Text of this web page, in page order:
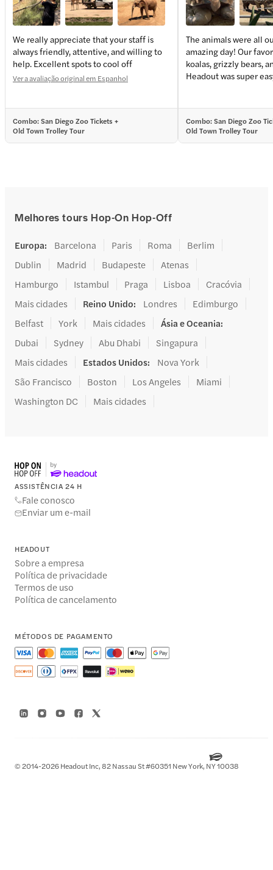
We really appreciate that your staff is
always friendly, attentive, and willing to
help. Excellent spots to cool off
Ver a avaliação original em Espanhol
Combo: San Diego Zoo Tickets +
Old Town Trolley Tour
The animals were all
amazing day! Our
koalas, grizzly bears,
Headout was super
Combo: San Diego Zoo
Old Town Trolley Tour
Melhores tours Hop-On Hop-Off
Europa: Barcelona Paris Roma
Berlim
Dublin
Madrid Budapeste
Atenas
Hamburgo
Istambul Praga Lisboa
Cracóvia
Mais cidades
Reino Unido: Londres
Edimburgo
Belfast
York Mais cidades Ásia e Oceania:
Dubai
Sydney Abu Dhabi
Singapura
Mais cidades
Estados Unidos:
Nova York
São Francisco
Boston Los Angeles
Miami
Washington DC
Mais cidades
ASSISTÊNCIA 24 H
Fale conosco
Enviar um e-mail
HEADOUT
Sobre a empresa
Política de privacidade
Termos de uso
Política de cancelamento
MÉTODOS DE PAGAMENTO
© 2014-2026 Headout Inc, 82 Nassau St #60351 New York, NY 10038